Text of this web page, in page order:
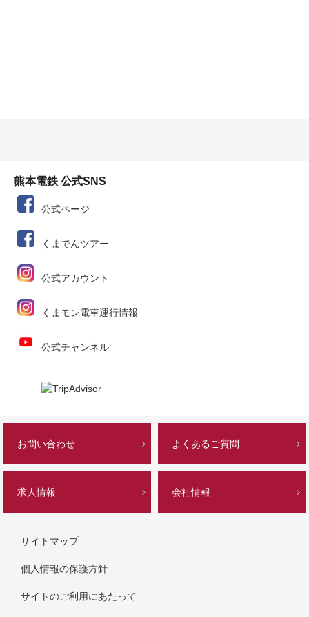
熊本電鉄 公式SNS
公式ページ
くまでんツアー
公式アカウント
くまモン電車運行情報
公式チャンネル
お問い合わせ よくあるご質問
求人情報 会社情報
サイトマップ
個人情報の保護方針
サイトのご利用にあたって